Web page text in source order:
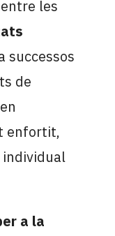
les
successos
de
enfortit,
a la